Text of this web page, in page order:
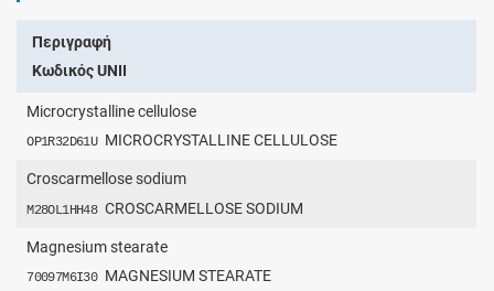
Περιγραφή
Κωδικός UNII
Microcrystalline cellulose
OP1R32D61U MICROCRYSTALLINE CELLULOSE
Croscarmellose sodium
M28OL1HH48 CROSCARMELLOSE SODIUM
Magnesium stearate
70097M6I30 MAGNESIUM STEARATE